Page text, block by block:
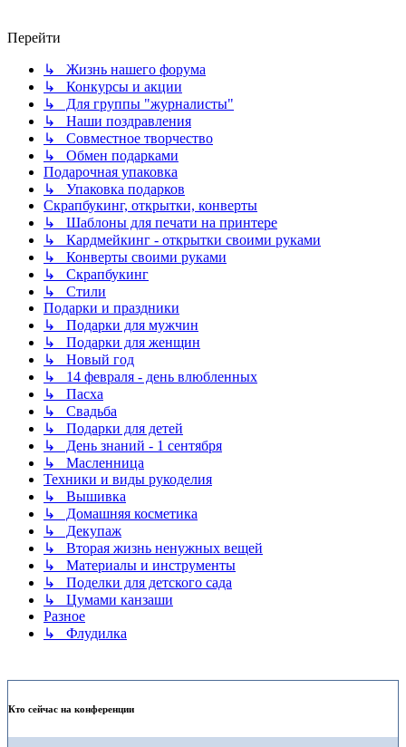
Перейти
↳ Жизнь нашего форума
↳ Конкурсы и акции
↳ Для группы "журналисты"
↳ Наши поздравления
↳ Совместное творчество
↳ Обмен подарками
Подарочная упаковка
↳ Упаковка подарков
Скрапбукинг, открытки, конверты
↳ Шаблоны для печати на принтере
↳ Кардмейкинг - открытки своими руками
↳ Конверты своими руками
↳ Скрапбукинг
↳ Стили
Подарки и праздники
↳ Подарки для мужчин
↳ Подарки для женщин
↳ Новый год
↳ 14 февраля - день влюбленных
↳ Пасха
↳ Свадьба
↳ Подарки для детей
↳ День знаний - 1 сентября
↳ Масленница
Техники и виды рукоделия
↳ Вышивка
↳ Домашняя косметика
↳ Декупаж
↳ Вторая жизнь ненужных вещей
↳ Материалы и инструменты
↳ Поделки для детского сада
↳ Цумами канзаши
Разное
↳ Флудилка
Кто сейчас на конференции